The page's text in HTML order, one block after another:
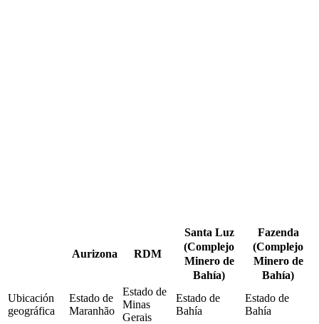
Aurizona RDM
Santa Luz
(Complejo
Minero de
Bahía)
Fazenda
(Complejo
Minero de
Bahía)
Ubicación
geográfica
Estado de
Maranhão
Estado de
Minas
Gerais
Estado de
Bahía
Estado de
Bahía